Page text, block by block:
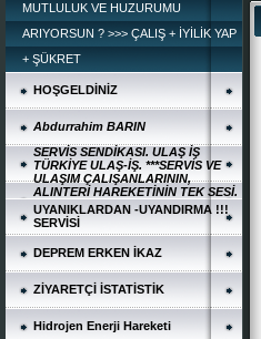
MUTLULUK VE HUZURUMU
ARIYORSUN ? >>> ÇALIŞ + İYİLİK YAP
+ ŞÜKRET
HOŞGELDİNİZ
Abdurrahim BARIN
SERVİS SENDİKASI. ULAŞ İŞ
TÜRKİYE ULAŞ-İŞ. ***SERVİS VE
ULAŞIM ÇALIŞANLARININ,
ALINTERİ HAREKETİNİN TEK SESİ.
UYANIKLARDAN -UYANDIRMA !!!
SERVİSİ
DEPREM ERKEN İKAZ
ZİYARETÇİ İSTATİSTİK
Hidrojen Enerji Hareketi